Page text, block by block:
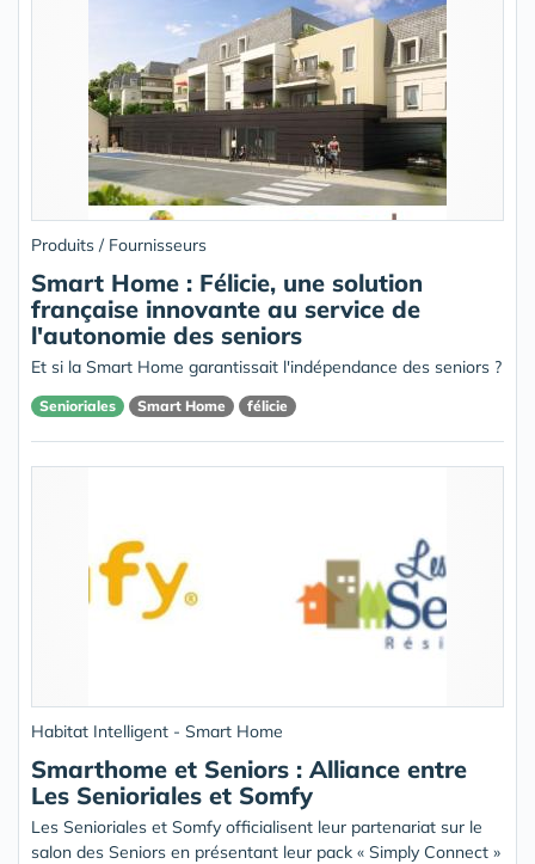
Produits / Fournisseurs
Smart Home : Félicie, une solution
française innovante au service de
l'autonomie des seniors
Et si la Smart Home garantissait l'indépendance des seniors ?
Senioriales Smart Home félicie
Habitat Intelligent - Smart Home
Smarthome et Seniors : Alliance entre
Les Senioriales et Somfy
Les Senioriales et Somfy officialisent leur partenariat sur le
salon des Seniors en présentant leur pack « Simply Connect »